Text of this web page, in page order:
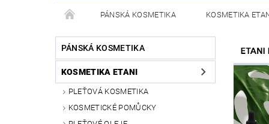
PÁNSKÁ KOSMETIKA KOSMETIKA
ZDRAVOTNICKÉ PROSTŘEDKY REGISTRACE
PÁNSKÁ KOSMETIKA
KOSMETIKA ETANI
PLEŤOVÁ KOSMETIKA
KOSMETICKÉ POMŮCKY